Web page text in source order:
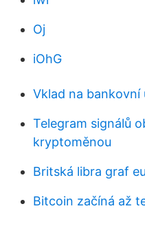
Oj
iOhG
Vklad na bankovní
Telegram signálů
kryptoměnou
Britská libra graf
Bitcoin začíná až